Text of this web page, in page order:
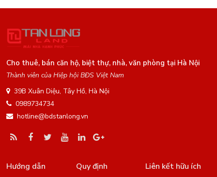
Cho thuê, bán căn hộ, biệt thự, nhà, văn phòng tại Hà Nội
Thành viên của Hiệp hội BĐS Việt Nam
39B Xuân Diệu, Tây Hồ, Hà Nội
0989734734
hotline@bdstanlong.vn
Hướng dẫn Quy định Liên kết hữu ích